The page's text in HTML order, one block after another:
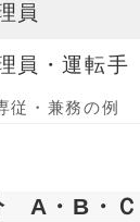
員
員・運転手
従・兼務の例
A・B・Ｃ